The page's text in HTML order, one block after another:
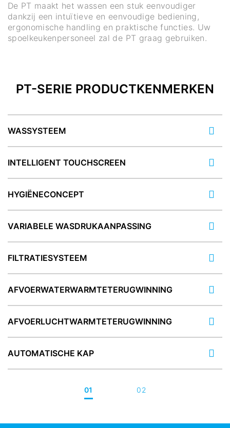
De PT maakt het wassen een stuk eenvoudiger
dankzij een intuïtieve en eenvoudige bediening,
ergonomische handling en praktische functies. Uw
spoelkeukenpersoneel zal de PT graag gebruiken.
PT-SERIE PRODUCTKENMERKEN
WASSYSTEEM
INTELLIGENT TOUCHSCREEN
HYGIËNECONCEPT
VARIABELE WASDRUKAANPASSING
FILTRATIESYSTEEM
AFVOERWATERWARMTETERUGWINNING
AFVOERLUCHTWARMTETERUGWINNING
AUTOMATISCHE KAP
01 02